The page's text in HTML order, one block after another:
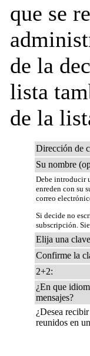
que se
de la
lista
de la
Dirección de
Su nombre
Debe introducir
enreden con su
correo
Si decide no
subscripción.
Elija una
Confirme la
2+2:
¿En que
mensajes?
¿Desea
reunidos en